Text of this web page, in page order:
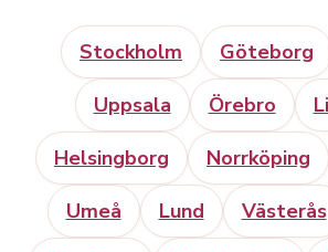
Stockholm Göteborg
Uppsala
Örebro
Helsingborg
Norrköping
Umeå
Lund Västerås